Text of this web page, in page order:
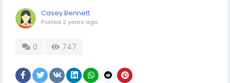
Casey Bennett
Posted 2 years ago
0 747